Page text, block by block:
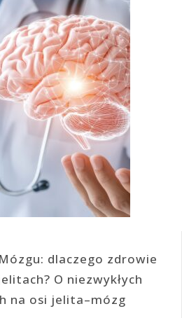
dlaczego zdrowie
O niezwykłych
na osi jelita–mózg